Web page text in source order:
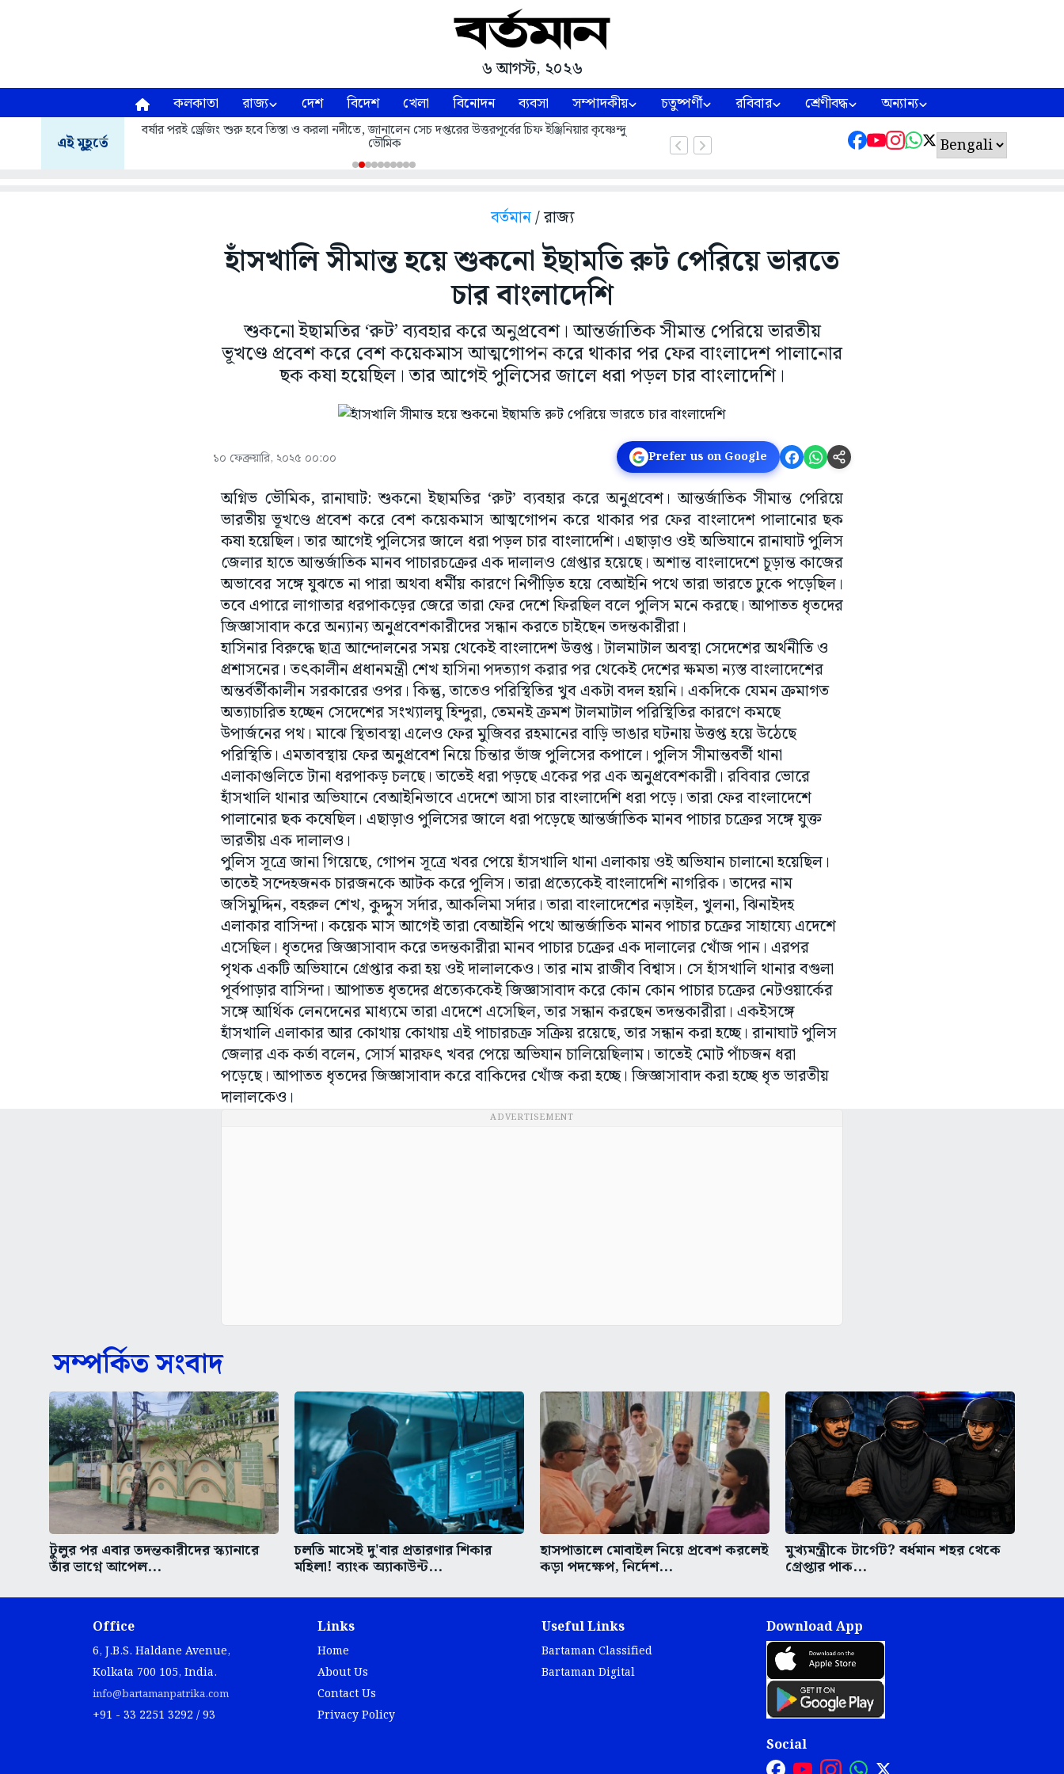
৬ আগস্ট, ২০২৬
কলকাতা রাজ্য দেশ বিদেশ খেলা বিনোদন ব্যবসা সম্পাদকীয় চতুষ্পর্ণী রবিবার শ্রেণীবদ্ধ অন্যান্য
এই মুহূর্তে
বর্ষার পরই ড্রেজিং শুরু হবে তিস্তা ও করলা নদীতে, জানালেন সেচ দপ্তরের উত্তরপূর্বের চিফ ইঞ্জিনিয়ার কৃষ্ণেন্দু
ভৌমিক
বর্তমান/ রাজ্য
হাঁসখালি সীমান্ত হয়ে শুকনো ইছামতি রুট পেরিয়ে ভারতে
চার বাংলাদেশি
শুকনো ইছামতির ‘রুট’ ব্যবহার করে অনুপ্রবেশ। আন্তর্জাতিক সীমান্ত পেরিয়ে ভারতীয়
ভূখণ্ডে প্রবেশ করে বেশ কয়েকমাস আত্মগোপন করে থাকার পর ফের বাংলাদেশ পালানোর
ছক কষা হয়েছিল। তার আগেই পুলিসের জালে ধরা পড়ল চার বাংলাদেশি।
১০ ফেব্রুয়ারি, ২০২৫ ০০:০০ Prefer us on Google
অগ্নিভ ভৌমিক, রানাঘাট: শুকনো ইছামতির ‘রুট’ ব্যবহার করে অনুপ্রবেশ। আন্তর্জাতিক সীমান্ত পেরিয়ে
ভারতীয় ভূখণ্ডে প্রবেশ করে বেশ কয়েকমাস আত্মগোপন করে থাকার পর ফের বাংলাদেশ পালানোর ছক
কষা হয়েছিল। তার আগেই পুলিসের জালে ধরা পড়ল চার বাংলাদেশি। এছাড়াও ওই অভিযানে রানাঘাট পুলিস
জেলার হাতে আন্তর্জাতিক মানব পাচারচক্রের এক দালালও গ্রেপ্তার হয়েছে। অশান্ত বাংলাদেশে চূড়ান্ত কাজের
অভাবের সঙ্গে যুঝতে না পারা অথবা ধর্মীয় কারণে নিপীড়িত হয়ে বেআইনি পথে তারা ভারতে ঢুকে পড়েছিল।
তবে এপারে লাগাতার ধরপাকড়ের জেরে তারা ফের দেশে ফিরছিল বলে পুলিস মনে করছে। আপাতত ধৃতদের
জিজ্ঞাসাবাদ করে অন্যান্য অনুপ্রবেশকারীদের সন্ধান করতে চাইছেন তদন্তকারীরা।
হাসিনার বিরুদ্ধে ছাত্র আন্দোলনের সময় থেকেই বাংলাদেশ উত্তপ্ত। টালমাটাল অবস্থা সেদেশের অর্থনীতি ও
প্রশাসনের। তৎকালীন প্রধানমন্ত্রী শেখ হাসিনা পদত্যাগ করার পর থেকেই দেশের ক্ষমতা ন্যস্ত বাংলাদেশের
অন্তর্বর্তীকালীন সরকারের ওপর। কিন্তু, তাতেও পরিস্থিতির খুব একটা বদল হয়নি। একদিকে যেমন ক্রমাগত
অত্যাচারিত হচ্ছেন সেদেশের সংখ্যালঘু হিন্দুরা, তেমনই ক্রমশ টালমাটাল পরিস্থিতির কারণে কমছে
উপার্জনের পথ। মাঝে স্থিতাবস্থা এলেও ফের মুজিবর রহমানের বাড়ি ভাঙার ঘটনায় উত্তপ্ত হয়ে উঠেছে
পরিস্থিতি। এমতাবস্থায় ফের অনুপ্রবেশ নিয়ে চিন্তার ভাঁজ পুলিসের কপালে। পুলিস সীমান্তবর্তী থানা
এলাকাগুলিতে টানা ধরপাকড় চলছে। তাতেই ধরা পড়ছে একের পর এক অনুপ্রবেশকারী। রবিবার ভোরে
হাঁসখালি থানার অভিযানে বেআইনিভাবে এদেশে আসা চার বাংলাদেশি ধরা পড়ে। তারা ফের বাংলাদেশে
পালানোর ছক কষেছিল। এছাড়াও পুলিসের জালে ধরা পড়েছে আন্তর্জাতিক মানব পাচার চক্রের সঙ্গে যুক্ত
ভারতীয় এক দালালও।
পুলিস সূত্রে জানা গিয়েছে, গোপন সূত্রে খবর পেয়ে হাঁসখালি থানা এলাকায় ওই অভিযান চালানো হয়েছিল।
তাতেই সন্দেহজনক চারজনকে আটক করে পুলিস। তারা প্রত্যেকেই বাংলাদেশি নাগরিক। তাদের নাম
জসিমুদ্দিন, বহরুল শেখ, কুদ্দুস সর্দার, আকলিমা সর্দার। তারা বাংলাদেশের নড়াইল, খুলনা, ঝিনাইদহ
এলাকার বাসিন্দা। কয়েক মাস আগেই তারা বেআইনি পথে আন্তর্জাতিক মানব পাচার চক্রের সাহায্যে এদেশে
এসেছিল। ধৃতদের জিজ্ঞাসাবাদ করে তদন্তকারীরা মানব পাচার চক্রের এক দালালের খোঁজ পান। এরপর
পৃথক একটি অভিযানে গ্রেপ্তার করা হয় ওই দালালকেও। তার নাম রাজীব বিশ্বাস। সে হাঁসখালি থানার বগুলা
পূর্বপাড়ার বাসিন্দা। আপাতত ধৃতদের প্রত্যেককেই জিজ্ঞাসাবাদ করে কোন কোন পাচার চক্রের নেটওয়ার্কের
সঙ্গে আর্থিক লেনদেনের মাধ্যমে তারা এদেশে এসেছিল, তার সন্ধান করছেন তদন্তকারীরা। একইসঙ্গে
হাঁসখালি এলাকার আর কোথায় কোথায় এই পাচারচক্র সক্রিয় রয়েছে, তার সন্ধান করা হচ্ছে। রানাঘাট পুলিস
জেলার এক কর্তা বলেন, সোর্স মারফৎ খবর পেয়ে অভিযান চালিয়েছিলাম। তাতেই মোট পাঁচজন ধরা
পড়েছে। আপাতত ধৃতদের জিজ্ঞাসাবাদ করে বাকিদের খোঁজ করা হচ্ছে। জিজ্ঞাসাবাদ করা হচ্ছে ধৃত ভারতীয়
দালালকেও।
ADVERTISEMENT
সম্পর্কিত সংবাদ
টুলুর পর এবার তদন্তকারীদের স্ক্যানারে
তাঁর ভাগ্নে আপেল...
চলতি মাসেই দু'বার প্রতারণার শিকার
মহিলা! ব্যাংক অ্যাকাউন্ট...
হাসপাতালে মোবাইল নিয়ে প্রবেশ করলেই
কড়া পদক্ষেপ, নির্দেশ...
মুখ্যমন্ত্রীকে টার্গেট? বর্ধমান শহর থেকে
গ্রেপ্তার পাক...
Office
6, J.B.S. Haldane Avenue,
Kolkata 700 105, India.
info@bartamanpatrika.com
+91 - 33 2251 3292 / 93
Links
Home
About Us
Contact Us
Privacy Policy
Useful Links
Bartaman Classified
Bartaman Digital
Download App
Social